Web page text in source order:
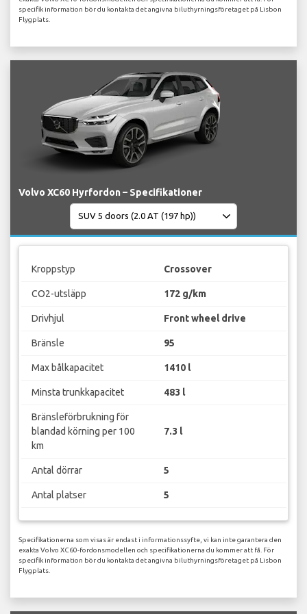
specifik information bör du kontakta det angivna biluthyrningsföretaget på Lisbon
Flygplats.
Volvo XC60 Hyrfordon – Specifikationer
Kroppstyp Crossover
CO2-utsläpp 172 g/km
Drivhjul Front wheel drive
Bränsle 95
Max bålkapacitet 1410 l
Minsta trunkkapacitet 483 l
Bränsleförbrukning för
blandad körning per 100
km
7.3 l
Antal dörrar 5
Antal platser 5
Specifikationerna som visas är endast i informationssyfte, vi kan inte garantera den
exakta Volvo XC60-fordonsmodellen och specifikationerna du kommer att få. För
specifik information bör du kontakta det angivna biluthyrningsföretaget på Lisbon
Flygplats.